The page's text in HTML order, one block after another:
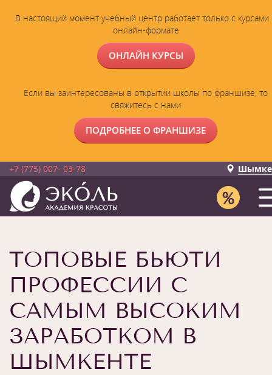
В настоящий момент учебный центр работает только с курсами
онлайн-формате
ОНЛАЙН КУРСЫ
Если вы заинтересованы в открытии школы по франшизе, то
свяжитесь с нами
ПОДРОБНЕЕ О ФРАНШИЗЕ
+7 (775) 007- 03-78
ТОПОВЫЕ БЬЮТИ
ПРОФЕССИИ С
САМЫМ ВЫСОКИМ
ЗАРАБОТКОМ В
ШЫМКЕНТЕ